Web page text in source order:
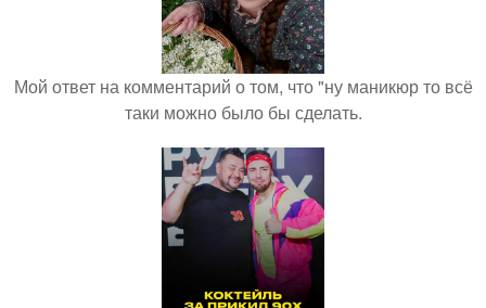
Мой ответ на комментарий о том, что "ну маникюр то всё
таки можно было бы сделать.